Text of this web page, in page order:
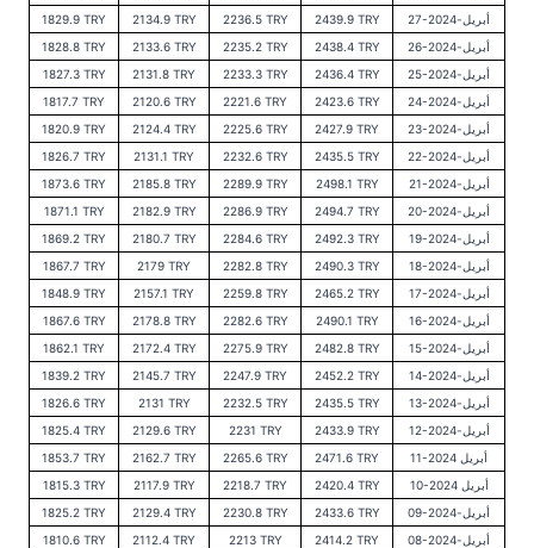
1829.9 TRY
2134.9 TRY 2236.5 TRY 2439.9 TRY
27-أبريل-2024
1828.8 TRY
2133.6 TRY 2235.2 TRY 2438.4 TRY
26-أبريل-2024
1827.3 TRY
2131.8 TRY 2233.3 TRY 2436.4 TRY
25-أبريل-2024
1817.7 TRY
2120.6 TRY 2221.6 TRY 2423.6 TRY
24-أبريل-2024
1820.9 TRY
2124.4 TRY 2225.6 TRY 2427.9 TRY
23-أبريل-2024
1826.7 TRY
2131.1 TRY 2232.6 TRY 2435.5 TRY
22-أبريل-2024
1873.6 TRY
2185.8 TRY 2289.9 TRY 2498.1 TRY
21-أبريل-2024
1871.1 TRY
2182.9 TRY 2286.9 TRY 2494.7 TRY
20-أبريل-2024
1869.2 TRY
2180.7 TRY 2284.6 TRY 2492.3 TRY
19-أبريل-2024
1867.7 TRY
2179 TRY 2282.8 TRY 2490.3 TRY
18-أبريل-2024
1848.9 TRY
2157.1 TRY 2259.8 TRY 2465.2 TRY
17-أبريل-2024
1867.6 TRY
2178.8 TRY 2282.6 TRY 2490.1 TRY
16-أبريل-2024
1862.1 TRY
2172.4 TRY 2275.9 TRY 2482.8 TRY
15-أبريل-2024
1839.2 TRY
2145.7 TRY 2247.9 TRY 2452.2 TRY
14-أبريل-2024
1826.6 TRY
2131 TRY 2232.5 TRY 2435.5 TRY
13-أبريل-2024
1825.4 TRY
2129.6 TRY 2231 TRY 2433.9 TRY
12-أبريل-2024
1853.7 TRY
2162.7 TRY 2265.6 TRY 2471.6 TRY
11-أبريل 2024
1815.3 TRY
2117.9 TRY 2218.7 TRY 2420.4 TRY
10-أبريل 2024
1825.2 TRY
2129.4 TRY 2230.8 TRY 2433.6 TRY
09-أبريل-2024
1810.6 TRY
2112.4 TRY 2213 TRY 2414.2 TRY
08-أبريل-2024